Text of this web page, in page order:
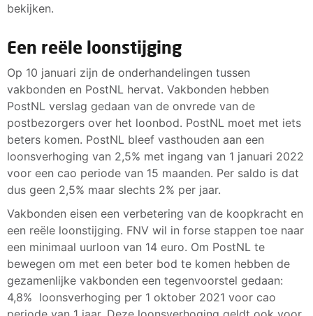
bekijken.
Een reële loonstijging
Op 10 januari zijn de onderhandelingen tussen
vakbonden en PostNL hervat. Vakbonden hebben
PostNL verslag gedaan van de onvrede van de
postbezorgers over het loonbod. PostNL moet met iets
beters komen. PostNL bleef vasthouden aan een
loonsverhoging van 2,5% met ingang van 1 januari 2022
voor een cao periode van 15 maanden. Per saldo is dat
dus geen 2,5% maar slechts 2% per jaar.
Vakbonden eisen een verbetering van de koopkracht en
een reële loonstijging. FNV wil in forse stappen toe naar
een minimaal uurloon van 14 euro. Om PostNL te
bewegen om met een beter bod te komen hebben de
gezamenlijke vakbonden een tegenvoorstel gedaan:
4,8% loonsverhoging per 1 oktober 2021 voor cao